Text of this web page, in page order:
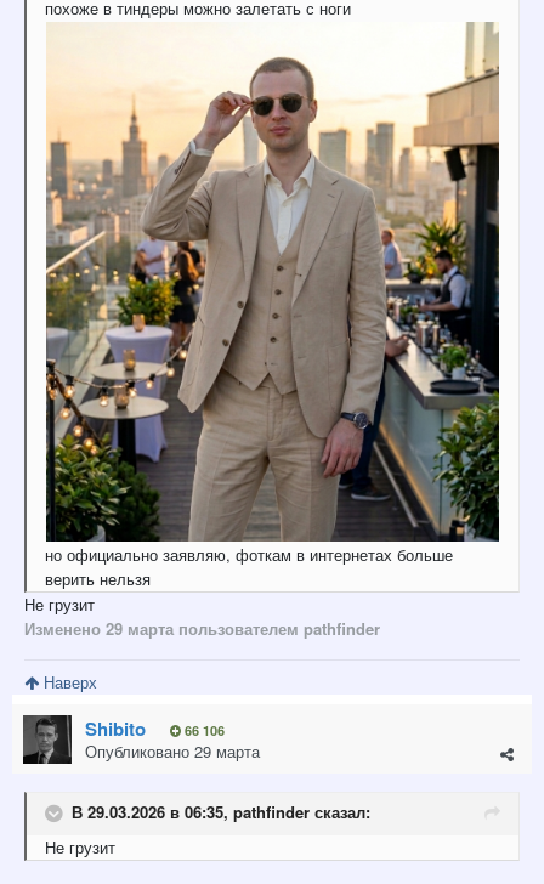
похоже в тиндеры можно залетать с ноги
но официально заявляю, фоткам в интернетах больше
верить нельзя
Не грузит
Изменено 29 марта пользователем pathfinder
Наверх
Shibito 66 106
Опубликовано 29 марта
В 29.03.2026 в 06:35, pathfinder сказал:
Не грузит